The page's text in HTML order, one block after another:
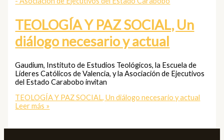
TEOLOGÍA Y PAZ SOCIAL, Un
diálogo necesario y actual
Gaudium, Instituto de Estudios Teológicos, la Escuela de
Líderes Católicos de Valencia, y la Asociación de Ejecutivos
del Estado Carabobo invitan
TEOLOGÍA Y PAZ SOCIAL, Un diálogo necesario y actual
Leer más »